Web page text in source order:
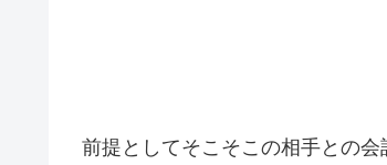
前提としてそこそこの相手との会